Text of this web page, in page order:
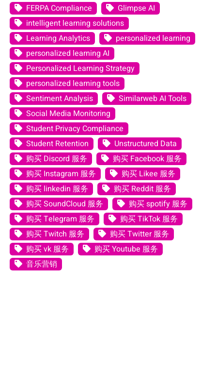
FERPA Compliance
Glimpse AI
intelligent learning solutions
Learning Analytics
personalized learning
personalized learning AI
Personalized Learning Strategy
personalized learning tools
Sentiment Analysis
Similarweb AI Tools
Social Media Monitoring
Student Privacy Compliance
Student Retention
Unstructured Data
购买 Discord 服务
购买 Facebook 服务
购买 Instagram 服务
购买 Likee 服务
购买 linkedin 服务
购买 Reddit 服务
购买 SoundCloud 服务
购买 spotify 服务
购买 Telegram 服务
购买 TikTok 服务
购买 Twitch 服务
购买 Twitter 服务
购买 vk 服务
购买 Youtube 服务
音乐营销